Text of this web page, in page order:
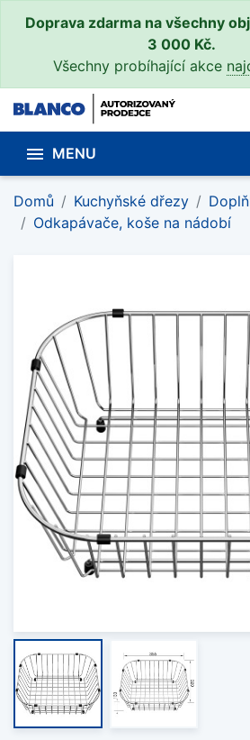
Doprava zdarma na všechny
3 000 Kč.
Všechny probíhající akce
 MENU
Domů Kuchyňské dřezy
Odkapávače, koše na nádobí